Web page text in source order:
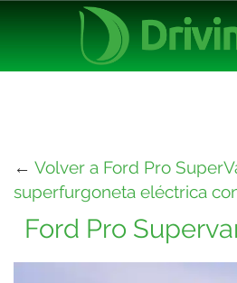
← Volver a Ford Pro
superfurgoneta eléctrica
Ford Pro